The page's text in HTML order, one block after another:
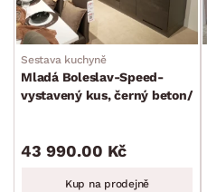
Sestava kuchyně
Mladá Boleslav-Speed-
vystavený kus, černý beton/
43 990.00 Kč
Kup na prodejně